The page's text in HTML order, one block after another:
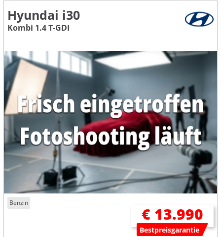
Hyundai i30
Kombi 1.4 T-GDI
Benzin
€ 13.990
Bestpreisgarantie